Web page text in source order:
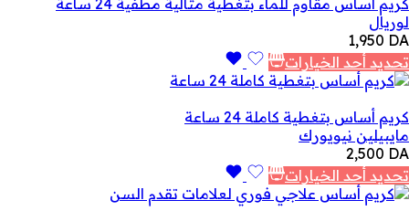
لوريال
1,950 DA
تحديد أحد الخيارات
كريم أساس بتغطية كاملة 24 ساعة
مايبيلين نيويورك
2,500 DA
تحديد أحد الخيارات